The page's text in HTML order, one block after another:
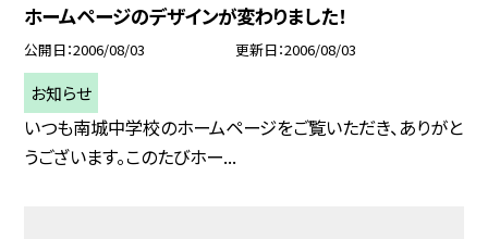
ホームページのデザインが変わりました！
公開日 2006/08/03 更新日 2006/08/03
お知らせ
いつも南城中学校のホームページをご覧いただき、ありがと
うございます。このたびホー...